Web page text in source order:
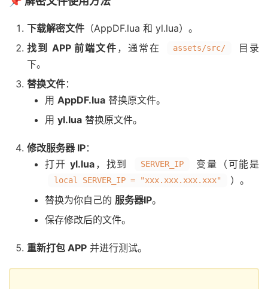
下载解密文件 （AppDF.lua 和 yl.lua）。
找到 APP 前端文件 ，通常在 assets/src/
目录
下。
替换文件：
用 AppDF.lua 替换原文件。
用 yl.lua 替换原文件。
修改服务器 IP：
打开yl.lua ，找到 SERVER_IP 变量（可能是
local SERVER_IP = "xxx.xxx.xxx.xxx"
）。
替换为你自己的 服务器IP。
保存修改后的文件。
重新打包 APP 并进行测试。